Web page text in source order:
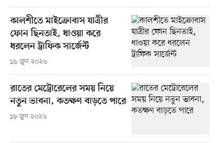
কালশীতে মাইক্রোবাস যাত্রীর
ফোন ছিনতাই, ধাওয়া করে
ধরলেন ট্রাফিক সার্জেন্ট
১৯ জুন ২০২৬
রাতের মেট্রোরেলের সময় নিয়ে
নতুন ভাবনা, কতক্ষণ বাড়তে পারে
১৮ জুন ২০২৬